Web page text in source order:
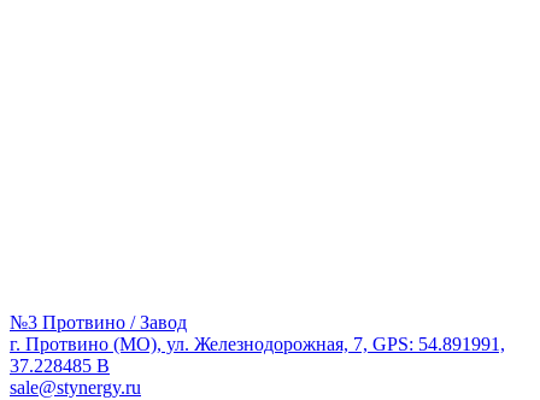
№3 Протвино / Завод
г. Протвино (МО), ул. Железнодорожная, 7, GPS: 54.891991,
37.228485 В
sale@stynergy.ru